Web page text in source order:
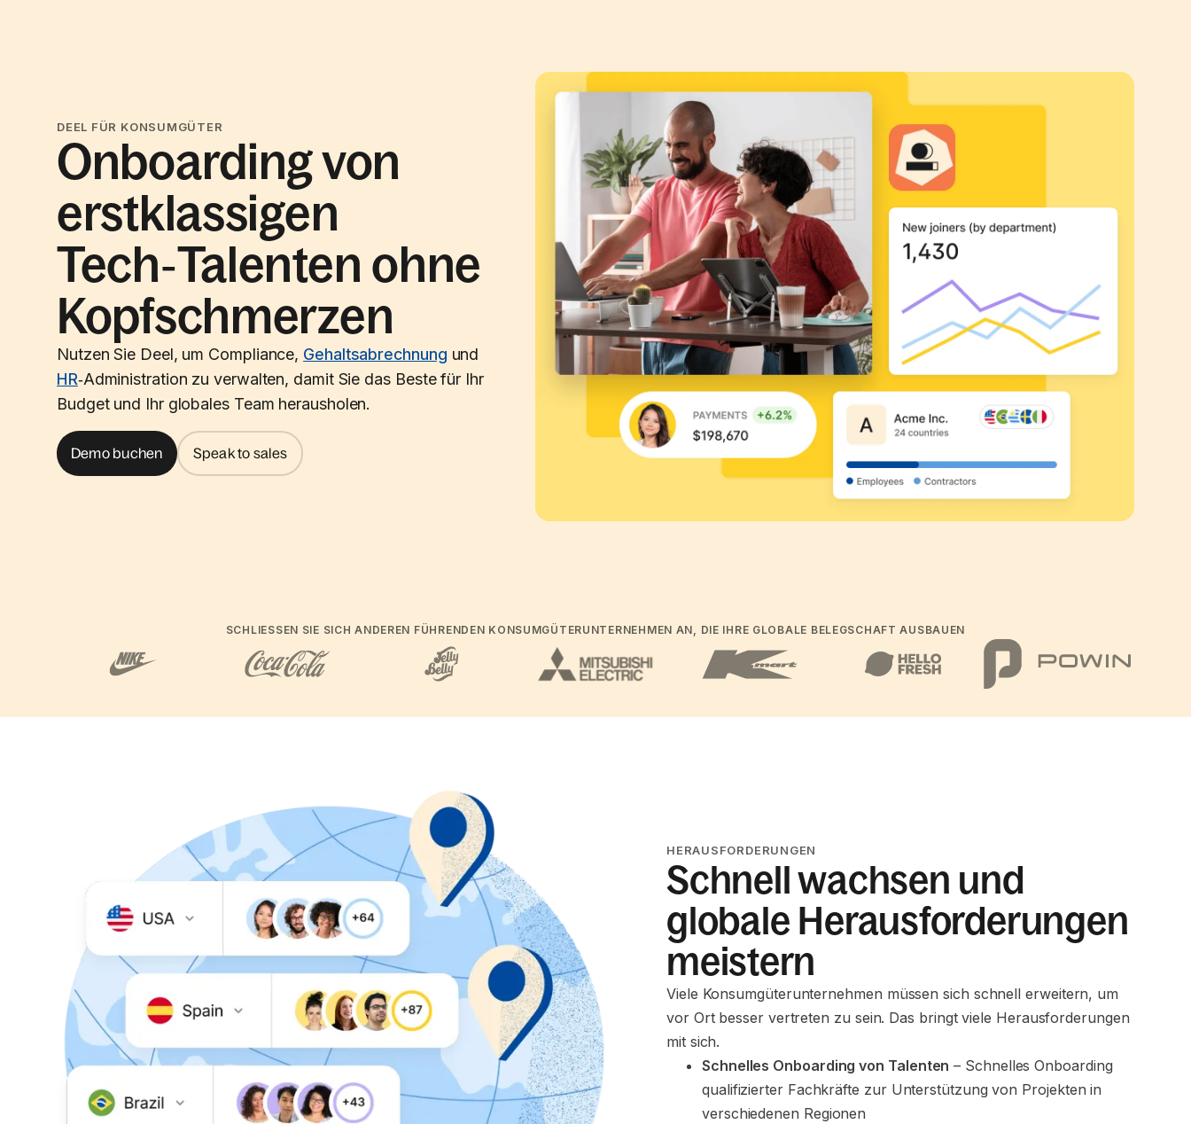
DEEL FÜR KONSUMGÜTER
Onboarding von
erstklassigen
Tech‑Talenten ohne
Kopfschmerzen
Nutzen Sie Deel, um Compliance, Gehaltsabrechnung und
HR‑Administration zu verwalten, damit Sie das Beste für Ihr
Budget und Ihr globales Team herausholen.
Demo buchen Speak to sales
SCHLIESSEN SIE SICH ANDEREN FÜHRENDEN KONSUMGÜTERUNTERNEHMEN AN, DIE IHRE GLOBALE BELEGSCHAFT AUSBAUEN
HERAUSFORDERUNGEN
Schnell wachsen und
globale Herausforderungen
meistern
Viele Konsumgüterunternehmen müssen sich schnell erweitern, um
vor Ort besser vertreten zu sein. Das bringt viele Herausforderungen
mit sich.
Schnelles Onboarding von Talenten – Schnelles Onboarding
qualifizierter Fachkräfte zur Unterstützung von Projekten in
verschiedenen Regionen